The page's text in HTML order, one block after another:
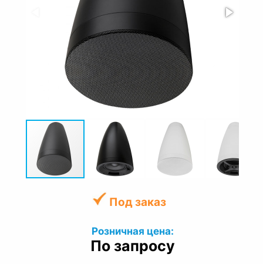
Под заказ
Розничная цена:
По запросу